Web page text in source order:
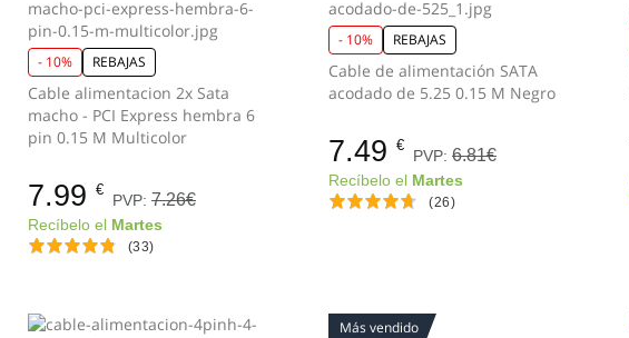
- 10% REBAJAS
Cable alimentacion 2x Sata
macho - PCI Express hembra 6
pin 0.15 M Multicolor
7.99 €
PVP: 7.26€
Recíbelo el Martes
(33)
- 10% REBAJAS
Cable de alimentación SATA
acodado de 5.25 0.15 M Negro
7.49 €
PVP:6.81€
Recíbelo el Martes
(26)
Más vendido